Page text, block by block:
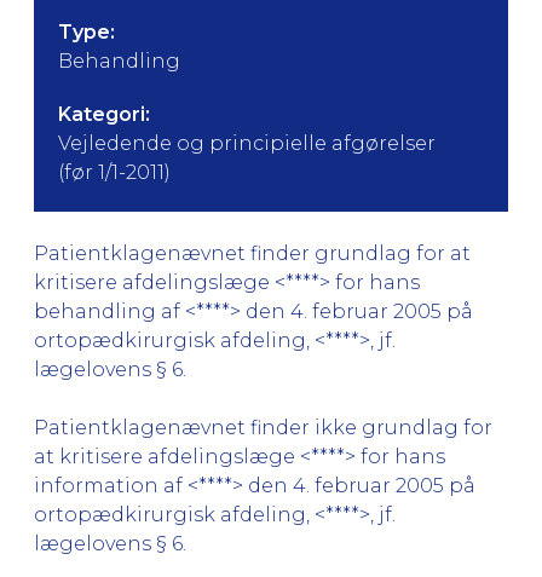
Type:
Behandling
Kategori:
Vejledende og principielle afgørelser
(før 1/1-2011)
Patientklagenævnet finder grundlag for at
kritisere afdelingslæge <****> for hans
behandling af <****> den 4. februar 2005 på
ortopædkirurgisk afdeling, <****>, jf.
lægelovens § 6.
Patientklagenævnet finder ikke grundlag for
at kritisere afdelingslæge <****> for hans
information af <****> den 4. februar 2005 på
ortopædkirurgisk afdeling, <****>, jf.
lægelovens § 6.